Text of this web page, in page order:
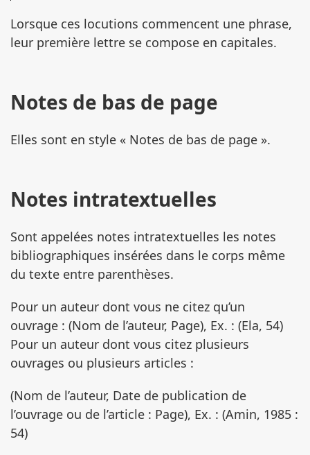
Lorsque ces locutions commencent une phrase,
leur première lettre se compose en capitales.
Notes de bas de page
Elles sont en style « Notes de bas de page ».
Notes intratextuelles
Sont appelées notes intratextuelles les notes
bibliographiques insérées dans le corps même
du texte entre parenthèses.
Pour un auteur dont vous ne citez qu’un
ouvrage : (Nom de l’auteur, Page), Ex. : (Ela, 54)
Pour un auteur dont vous citez plusieurs
ouvrages ou plusieurs articles :
(Nom de l’auteur, Date de publication de
l’ouvrage ou de l’article : Page), Ex. : (Amin, 1985 :
54)